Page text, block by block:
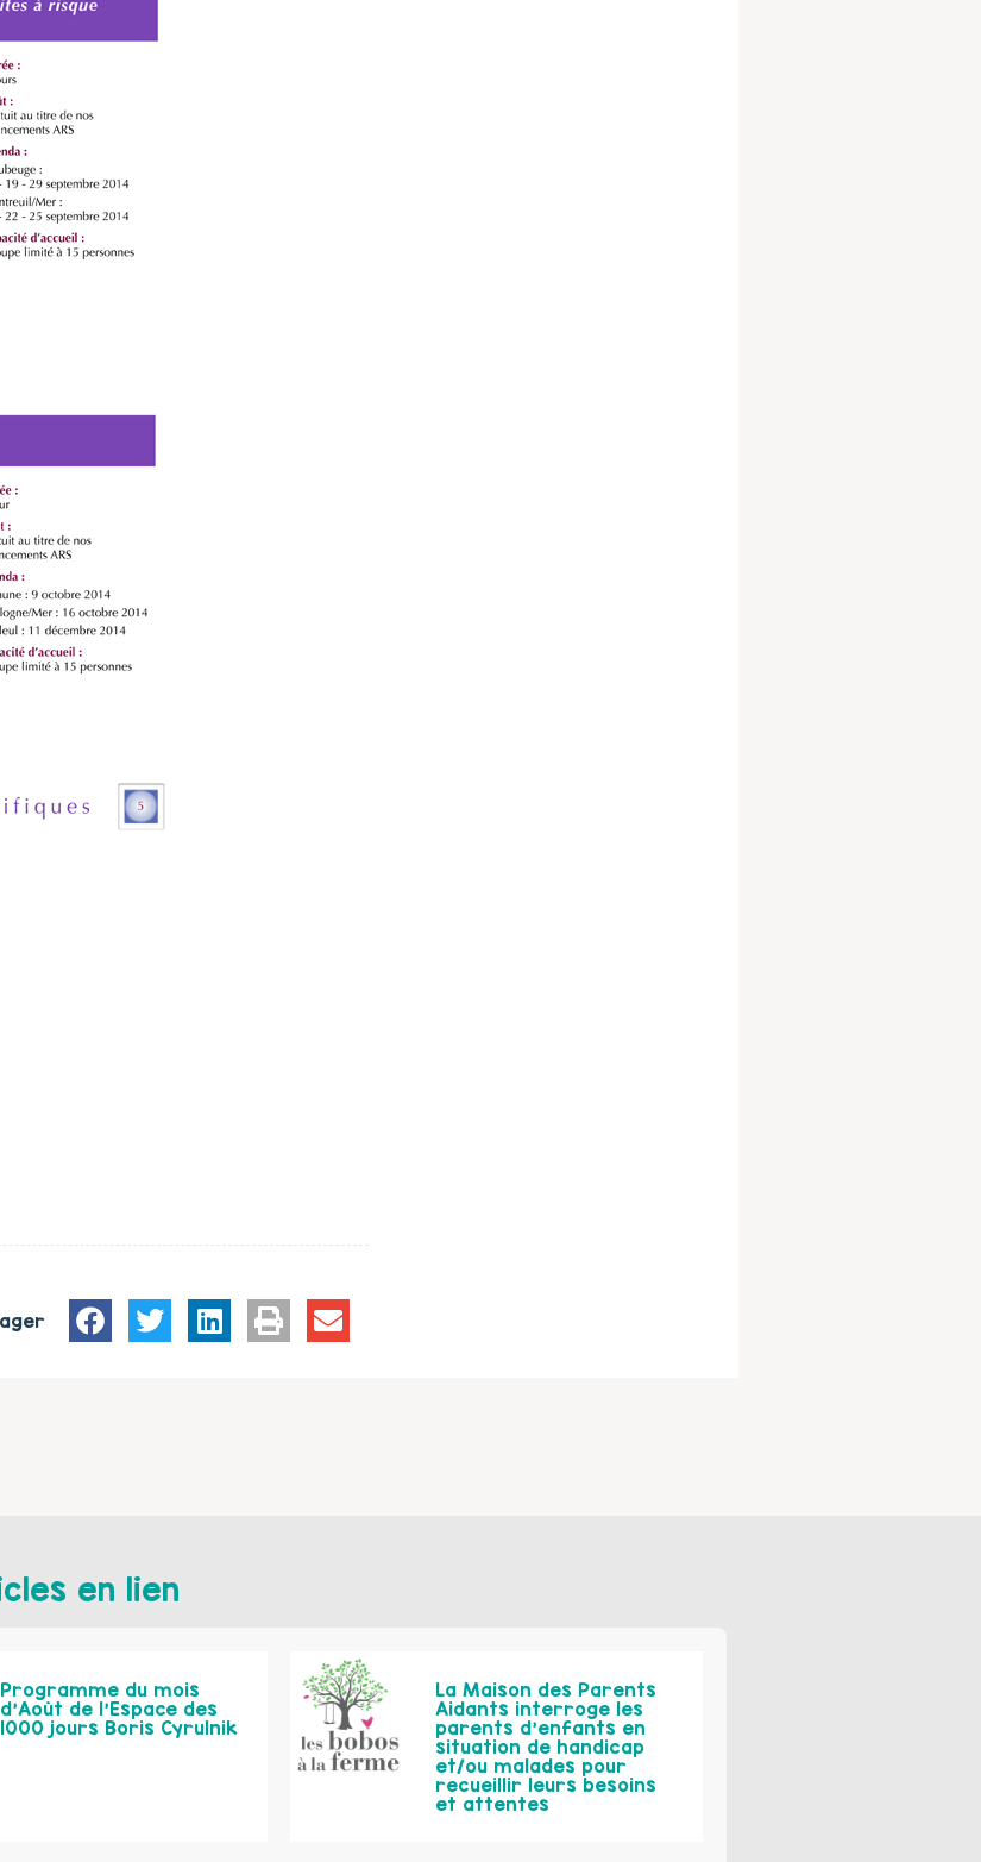
en lien
Programme du mois
d’Août de l’Espace des
1000 jours Boris Cyrulnik
La Maison des Parents
Aidants interroge les
parents d’enfants en
situation de handicap
et/ou malades pour
recueillir leurs besoins
et attentes